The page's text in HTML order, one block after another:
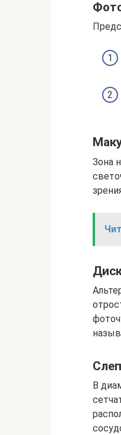
Зона
В